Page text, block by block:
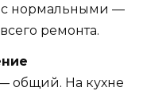
с нормальными —
ремонта.
общий. На кухне